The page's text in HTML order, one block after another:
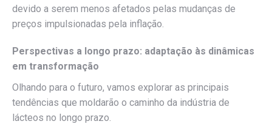
devido a serem menos afetados pelas mudanças de
preços impulsionadas pela inflação.
Perspectivas a longo prazo: adaptação às dinâmicas
em transformação
Olhando para o futuro, vamos explorar as principais
tendências que moldarão o caminho da indústria de
lácteos no longo prazo.